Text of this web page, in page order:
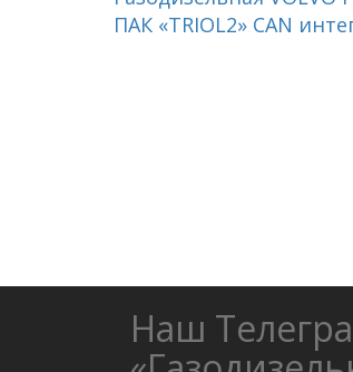
ПАК «TRIOL2» CAN
Наш